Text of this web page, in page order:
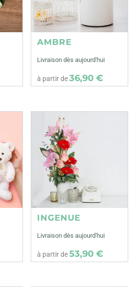
AMBRE
Livraison dès aujourd'hui
à partir de36,90 €
INGENUE
Livraison dès aujourd'hui
à partir de53,90 €